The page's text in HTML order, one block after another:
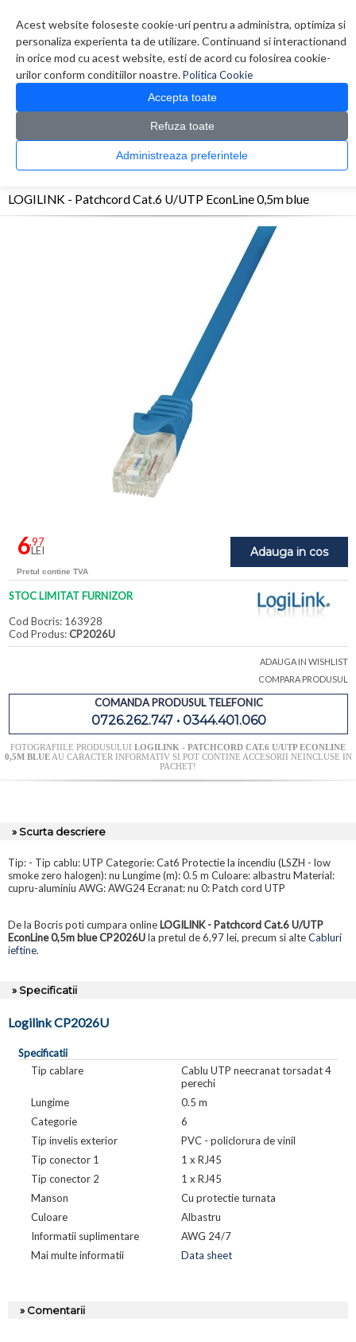
Acest website foloseste cookie-uri pentru a administra, optimiza si
personaliza experienta ta de utilizare. Continuand si interactionand
in orice mod cu acest website, esti de acord cu folosirea cookie-
urilor conform conditiilor noastre.Politica Cookie
Accepta toate
Refuza toate
Administreaza preferintele
0 produs(e)
CATALOG PRODUSE
> Cabluri > LOGILINK - Patchcord Cat.6 U/UTP EconLine
LOGILINK - Patchcord Cat.6 U/UTP EconLine 0,5m blue
Adauga in cos
6,97
LEI
Pretul contine TVA
STOC LIMITAT FURNIZOR
Cod Bocris: 163928
Cod Produs:CP2026U
ADAUGA IN WISHLIST
COMPARA PRODUSUL
COMANDA PRODUSUL TELEFONIC
0726.262.747 • 0344.401.060
FOTOGRAFIILE PRODUSULUI LOGILINK - PATCHCORD CAT.6 U/UTP ECONLINE
0,5M BLUEAU CARACTER INFORMATIV SI POT CONTINE ACCESORII NEINCLUSE IN
PACHET!
» Scurta descriere
Tip: - Tip cablu: UTP Categorie: Cat6 Protectie la incendiu (LSZH - low
smoke zero halogen): nu Lungime (m): 0.5 m Culoare: albastru Material:
cupru-aluminiu AWG: AWG24 Ecranat: nu 0: Patch cord UTP
De la Bocris poti cumpara online LOGILINK - Patchcord Cat.6 U/UTP
EconLine 0,5m blue CP2026Ula pretul de 6,97 lei, precum si alteCabluri
ieftine.
» Specificatii
Logilink CP2026U
Specificatii
Tip cablare
Cablu UTP neecranat torsadat 4
perechi
Lungime
0.5 m
Categorie
6
Tip invelis exterior
PVC - policlorura de vinil
Tip conector 1
1 x RJ45
Tip conector 2
1 x RJ45
Manson
Cu protectie turnata
Culoare
Albastru
Informatii suplimentare
AWG 24/7
Mai multe informatii
Data sheet
» Comentarii